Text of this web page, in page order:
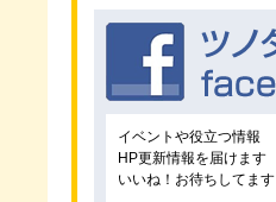
イベントや役立つ情報
HP更新情報を届けます
いいね！お待ちしてます